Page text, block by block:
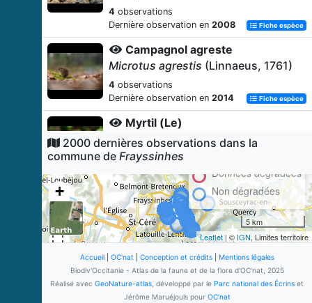
4 observations
Dernière observation en 2008 Fiche espèce
Campagnol agreste
Microtus agrestis (Linnaeus, 1761)
4 observations
Dernière observation en 2014 Fiche espèce
Myrtil (Le)
Maniola jurtina(Linnaeus, 1758)
3observations
Tabac d'Espagne (Le)
Argynnis paphia(Linnaeus, 1758)
3 observations
Dernière observation en2014 Fiche espèce
Azuré des Nerpruns (L')
Celastrina argiolus(Linnaeus, 1758)
2000 dernières observations dans la
commune de Frayssinhes
+
Données dégradées
Non dégradées
5 km
Leaflet | © IGN, Limites territoire
Accueil| OC'nat| Conception et crédits| Mentions légales
Biodiv'Occitanie - Atlas de la faune et de la flore d'OC'nat, 2025
Réalisé avec GeoNature-atlas , développé par le Parc national des Écrins et
Jérôme Maruéjouls pour OC'nat